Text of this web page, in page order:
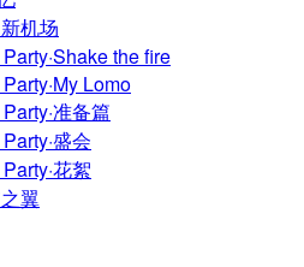
机场
the fire
Lomo
准备篇
盛会
花絮
翼